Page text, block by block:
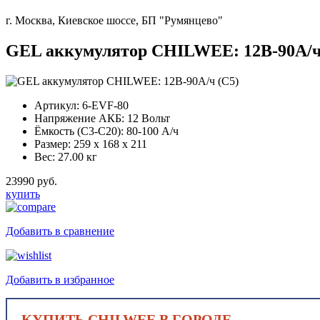
г. Москва, Киевское шоссе, БП "Румянцево"
GEL аккумулятор CHILWEE: 12В-90А/
Артикул: 6-EVF-80
Напряжение АКБ: 12 Вольт
Ёмкость (С3-С20): 80-100 А/ч
Размер: 259 x 168 x 211
Вес: 27.00 кг
23990 руб.
купить
Добавить в сравнение
Добавить в избранное